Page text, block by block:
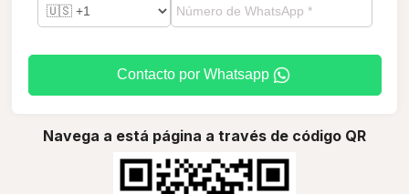
Contacto por Whatsapp
Navega a está página a través de código QR